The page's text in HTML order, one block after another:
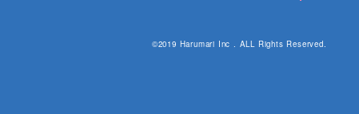
©2019 Harumari Inc . ALL Rights Reserved.